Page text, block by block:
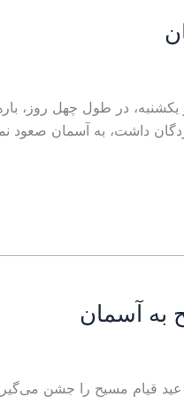
در طول چهل روز،
داشت، به آسمان صعود
به آسمان
قیام مسیح را جشن